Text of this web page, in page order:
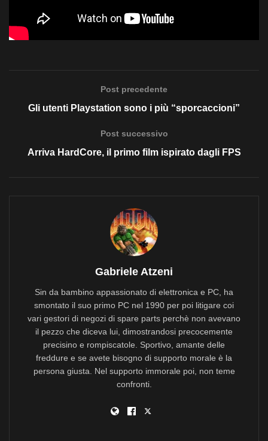
Post precedente
Gli utenti Playstation sono i più “sporcaccioni”
Post successivo
Arriva HardCore, il primo film ispirato dagli FPS
Gabriele Atzeni
Sin da bambino appassionato di elettronica e PC, ha
smontato il suo primo PC nel 1990 per poi litigare coi
vari gestori di negozi di spare parts perchè non avevano
il pezzo che diceva lui, dimostrandosi precocemente
precisino e rompiscatole. Sportivo, amante delle
freddure e se avete bisogno di supporto morale è la
persona giusta. Nel supporto immorale poi, non teme
confronti.